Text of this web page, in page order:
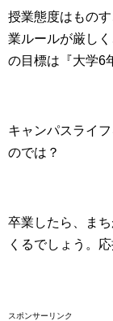
授業態度はもの
業ルールが厳し
の目標は『大学6
キャンパスライ
のでは？
卒業したら、ま
くるでしょう。
スポンサーリンク